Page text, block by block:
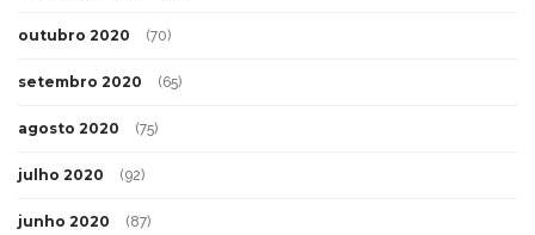
outubro 2020 (70)
setembro 2020 (65)
agosto 2020 (75)
julho 2020 (92)
junho 2020 (87)